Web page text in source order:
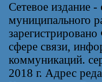
Сетевое издание
муниципального
сфере связи,
коммуникаций.
2018 г. Адрес